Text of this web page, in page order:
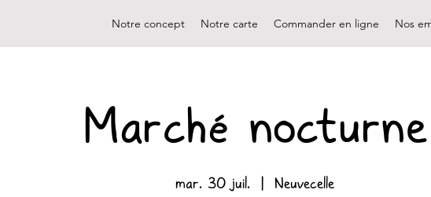
Notre concept Notre carte Commander en ligne Nos
Marché nocturne
mar. 30 juil. Neuvecelle